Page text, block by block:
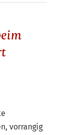
vorrangig